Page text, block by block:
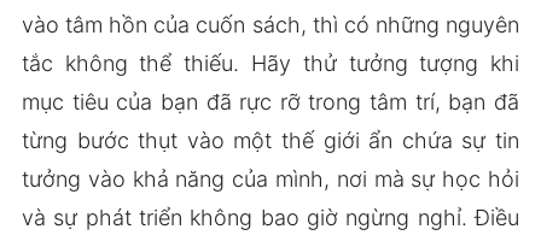
vào tâm hồn của cuốn sách, thì có những nguyên
tắc không thể thiếu. Hãy thử tưởng tượng khi
mục tiêu của bạn đã rực rỡ trong tâm trí, bạn đã
từng bước thụt vào một thế giới ẩn chứa sự tin
tưởng vào khả năng của mình, nơi mà sự học hỏi
và sự phát triển không bao giờ ngừng nghỉ. Điều